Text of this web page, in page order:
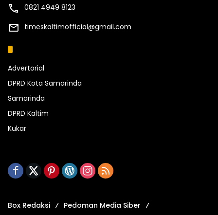
0821 4949 8123
timeskaltimofficial@gmail.com
Advertorial
DPRD Kota Samarinda
Samarinda
DPRD Kaltim
Kukar
Box Redaksi
Pedoman Media Siber